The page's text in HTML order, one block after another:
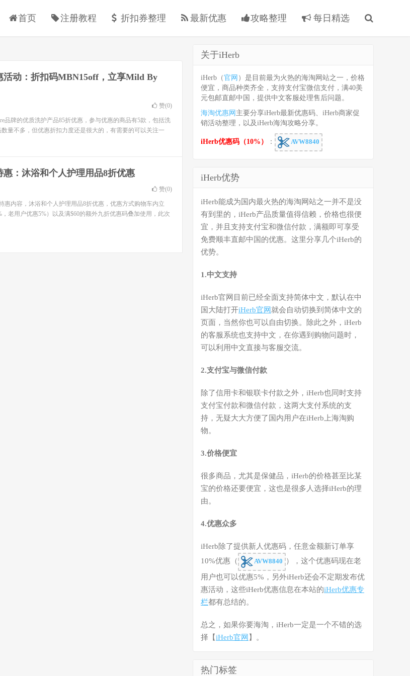
首页 注册教程 折扣券整理 最新优惠 攻略整理 每日精选
活动：折扣码MBN15off，立享Mild By
赞(0)
品牌的优质洗护产品85折优惠，参与优惠的商品有5款，包括洗
量不多，但优惠折扣力度还是很大的，有需要的可以关注一
：沐浴和个人护理用品8折优惠
赞(0)
惠内容，沐浴和个人护理用品8折优惠，优惠方式购物车内立
老用户优惠5%）以及满$60的额外九折优惠码叠加使用，此次
关于iHerb
iHerb（官网 ）是目前最为火热的海淘网站之一，价格
便宜，商品种类齐全，支持支付宝微信支付，满40美
元包邮直邮中国，提供中文客服处理售后问题。
海淘优惠网 主要分享iHerb最新优惠码、iHerb商家促
销活动整理，以及iHerb海淘攻略分享。
iHerb优惠码（10%） ： AVW8840
iHerb优势
iHerb能成为国内最火热的海淘网站之一并不是没
有到里的，iHerb产品质量值得信赖，价格也很便
宜，并且支持支付宝和微信付款，满额即可享受
免费顺丰直邮中国的优惠。这里分享几个iHerb的
优势。
1.中文支持
iHerb官网目前已经全面支持简体中文，默认在中
国大陆打开iHerb官网 就会自动切换到简体中文的
页面，当然你也可以自由切换。除此之外，iHerb
的客服系统也支持中文，在你遇到购物问题时，
可以利用中文直接与客服交流。
2.支付宝与微信付款
除了信用卡和银联卡付款之外，iHerb也同时支持
支付宝付款和微信付款，这两大支付系统的支
持，无疑大大方便了国内用户在iHerb上海淘购
物。
3.价格便宜
很多商品，尤其是保健品，iHerb的价格甚至比某
宝的价格还要便宜，这也是很多人选择iHerb的理
由。
4.优惠众多
iHerb除了提供新人优惠码，任意金额新订单享
10%优惠（
AVW8840 ），这个优惠码现在老
用户也可以优惠5%，另外iHerb还会不定期发布优
惠活动，这些iHerb优惠信息在本站的iHerb优惠专
栏都有总结的。
总之，如果你要海淘，iHerb一定是一个不错的选
择【iHerb官网 】。
热门标签